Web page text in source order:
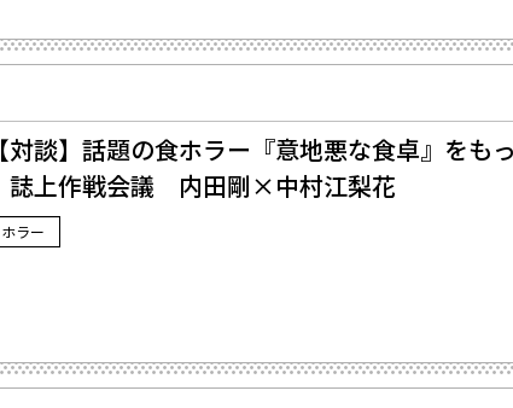
【対談】話題の食ホラー『意地悪な食卓』をも
誌上作戦会議 内田剛×中村江梨花
ホラー